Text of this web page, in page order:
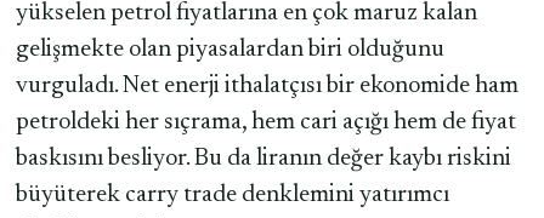
yükselen petrol fiyatlarına en çok maruz kalan
gelişmekte olan piyasalardan biri olduğunu
vurguladı. Net enerji ithalatçısı bir ekonomide ham
petroldeki her sıçrama, hem cari açığı hem de fiyat
baskısını besliyor. Bu da liranın değer kaybı riskini
büyüterek carry trade denklemini yatırımcı